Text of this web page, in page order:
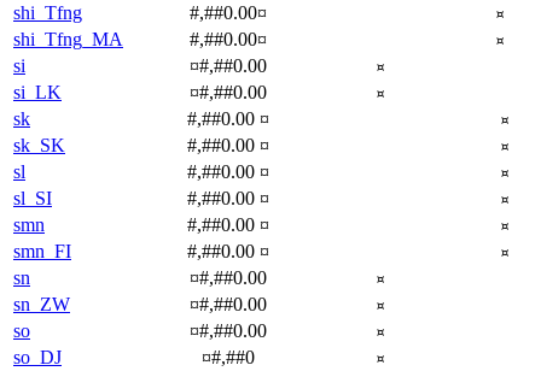
shi_Tfng #,##0.00¤ ¤
shi_Tfng_MA #,##0.00¤ ¤
si ¤#,##0.00 ¤
si_LK ¤#,##0.00 ¤
sk #,##0.00 ¤ ¤
sk_SK #,##0.00 ¤ ¤
sl #,##0.00 ¤ ¤
sl_SI #,##0.00 ¤ ¤
smn #,##0.00 ¤ ¤
smn_FI #,##0.00 ¤ ¤
sn ¤#,##0.00 ¤
sn_ZW ¤#,##0.00 ¤
so ¤#,##0.00 ¤
so_DJ ¤#,##0 ¤